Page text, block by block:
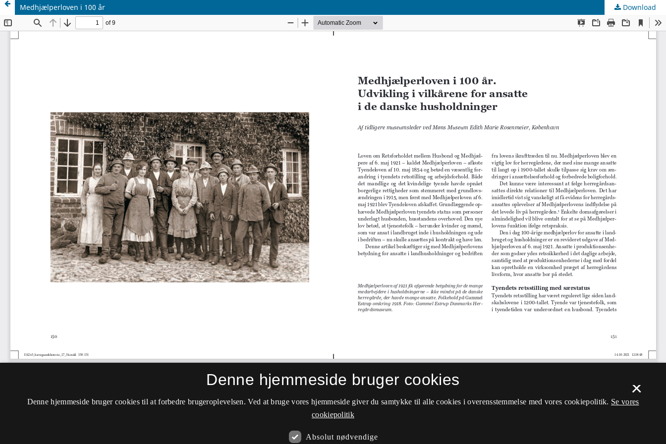
Medhjælperloven i 100 år Download
×
Denne hjemmeside bruger cookies
Denne hjemmeside bruger cookies til at forbedre brugeroplevelsen. Ved at bruge vores hjemmeside giver du samtykke til alle cookies i overensstemmelse med vores cookiepolitik. Se vores
cookiepolitik
Absolut nødvendige